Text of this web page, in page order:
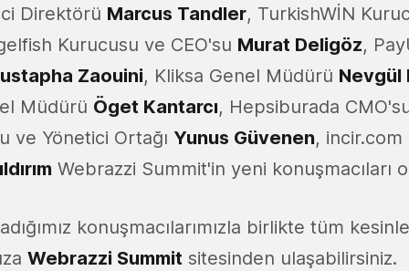
Direktörü Marcus Tandler, TurkishWİN
Kurucusu ve CEO'su Murat Deligöz,
Zaouini, Kliksa Genel Müdürü Nevgül
Müdürü Öget Kantarcı, Hepsiburada
ve Yönetici Ortağı Yunus Güvenen,
Webrazzi Summit'in yeni konuşmacıları
konuşmacılarımızla birlikte tüm
Webrazzi Summit sitesinden ulaşabilirsiniz.